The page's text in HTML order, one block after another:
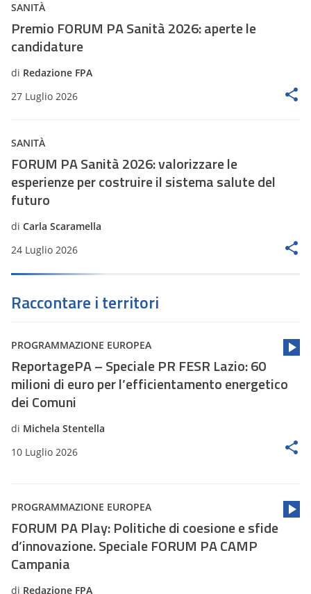
SANITÀ
Premio FORUM PA Sanità 2026: aperte le
candidature
di Redazione FPA
27 Luglio 2026
SANITÀ
FORUM PA Sanità 2026: valorizzare le
esperienze per costruire il sistema salute del
futuro
di Carla Scaramella
24 Luglio 2026
Raccontare i territori
PROGRAMMAZIONE EUROPEA
ReportagePA – Speciale PR FESR Lazio: 60
milioni di euro per l’efficientamento energetico
dei Comuni
di Michela Stentella
10 Luglio 2026
PROGRAMMAZIONE EUROPEA
FORUM PA Play: Politiche di coesione e sfide
d’innovazione. Speciale FORUM PA CAMP
Campania
di Redazione FPA